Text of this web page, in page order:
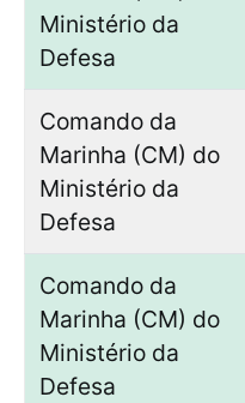
Ministério da
Defesa
Comando da
Marinha (CM) do
Ministério da
Defesa
Comando da
Marinha (CM) do
Ministério da
Defesa